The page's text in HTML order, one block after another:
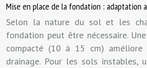
Mise en place de la fondation : adaptation
Selon la nature du sol et les
fondation peut être nécessaire.
compacté (10 à 15 cm)
drainage. Pour les sols instables,